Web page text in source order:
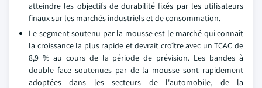
atteindre les objectifs de durabilité fixés par les utilisateurs
finaux sur les marchés industriels et de consommation.
Le segment soutenu par la mousse est le marché qui connaît
la croissance la plus rapide et devrait croître avec un TCAC de
8,9 % au cours de la période de prévision. Les bandes à
double face soutenues par de la mousse sont rapidement
adoptées dans les secteurs de l'automobile, de la